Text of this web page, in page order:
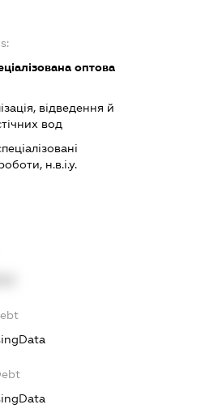
оптова
відведення й
вод
н.в.і.у.